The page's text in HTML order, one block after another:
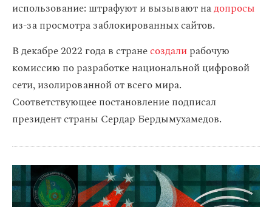
использование: штрафуют и вызывают надопросы
из-за просмотра заблокированных сайтов.
В декабре 2022 года в странесоздалирабочую
комиссию по разработке национальной цифровой
сети, изолированной от всего мира.
Соответствующее постановление подписал
президент страны Сердар Бердымухамедов.